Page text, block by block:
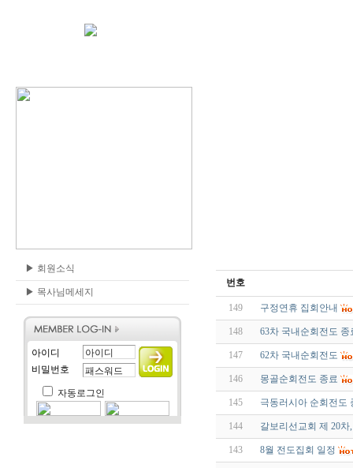
▶ 회원소식
▶ 목사님메세지
아이디
비밀번호
자동로그인
번호
149 구정연휴 집회안내
148 63차 국내순회전도 종
147 62차 국내순회전도
146 몽골순회전도 종료
145 극동러시아 순회전도
144 갈보리선교회 제 20
143 8월 전도집회 일정